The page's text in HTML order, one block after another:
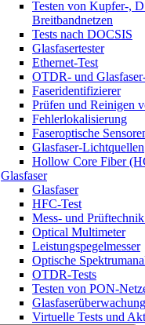
Testen von Kupfer-,
Breitbandnetzen
Tests nach DOCSIS
Glasfasertester
Ethernet-Test
OTDR- und
Faseridentifizierer
Prüfen und Reinigen
Fehlerlokalisierung
Faseroptische
Glasfaser-Lichtquellen
Hollow Core Fiber
Glasfaser
Glasfaser
HFC-Test
Mess- und
Optical Multimeter
Leistungspegelmesser
Optische
OTDR-Tests
Testen von PON-
Glasfaserüberwachung
Virtuelle Tests und